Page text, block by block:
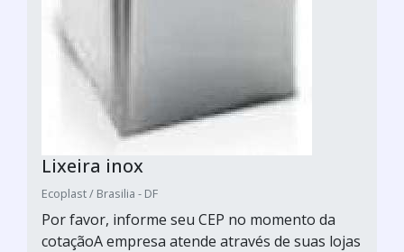
Lixeira inox
Ecoplast / Brasilia - DF
Por favor, informe seu CEP no momento da
cotaçãoA empresa atende através de suas lojas